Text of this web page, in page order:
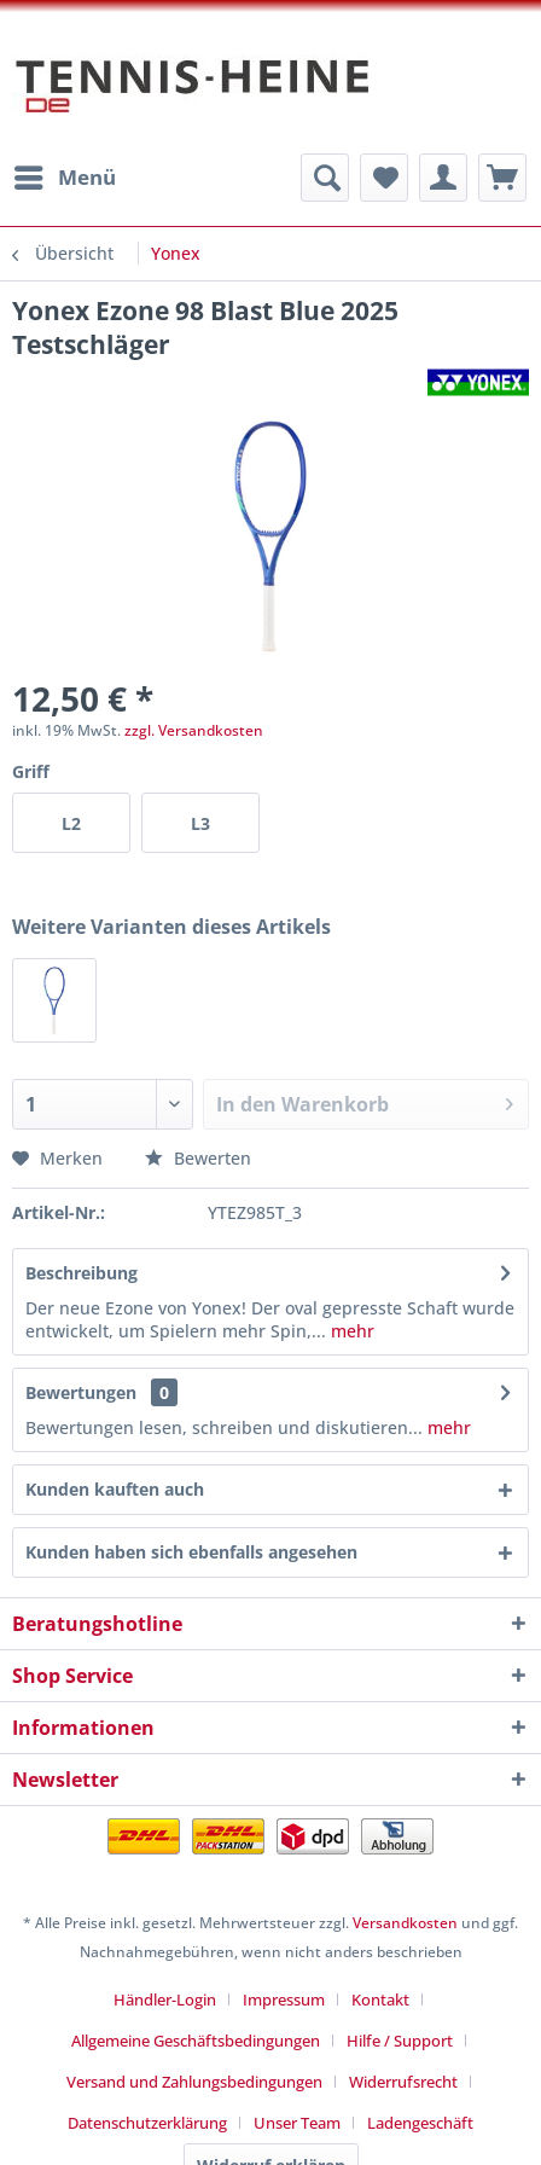
Menü
Übersicht Yonex
Yonex Ezone 98 Blast Blue 2025
Testschläger
12,50 € *
inkl. 19% MwSt.zzgl. Versandkosten
Griff
L2 L3
Weitere Varianten dieses Artikels
In den Warenkorb
Merken Bewerten
Artikel-Nr.: YTEZ985T_3
Beschreibung
Der neue Ezone von Yonex! Der oval gepresste Schaft wurde
entwickelt, um Spielern mehr Spin,... mehr
Bewertungen
0
Bewertungen lesen, schreiben und diskutieren... mehr
Kunden kauften auch
Kunden haben sich ebenfalls angesehen
Beratungshotline
Shop Service
Informationen
Newsletter
* Alle Preise inkl. gesetzl. Mehrwertsteuer zzgl.Versandkosten und ggf.
Nachnahmegebühren, wenn nicht anders beschrieben
Händler-Login Impressum
Kontakt
Allgemeine Geschäftsbedingungen
Hilfe / Support
Versand und Zahlungsbedingungen
Widerrufsrecht
Datenschutzerklärung
Unser Team Ladengeschäft